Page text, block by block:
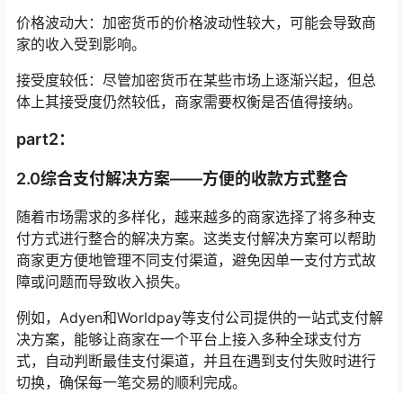
价格波动大：加密货币的价格波动性较大，可能会导致商
家的收入受到影响。
接受度较低：尽管加密货币在某些市场上逐渐兴起，但总
体上其接受度仍然较低，商家需要权衡是否值得接纳。
part2：
2.0综合支付解决方案——方便的收款方式整合
随着市场需求的多样化，越来越多的商家选择了将多种支
付方式进行整合的解决方案。这类支付解决方案可以帮助
商家更方便地管理不同支付渠道，避免因单一支付方式故
障或问题而导致收入损失。
例如，Adyen和Worldpay等支付公司提供的一站式支付解
决方案，能够让商家在一个平台上接入多种全球支付方
式，自动判断最佳支付渠道，并且在遇到支付失败时进行
切换，确保每一笔交易的顺利完成。